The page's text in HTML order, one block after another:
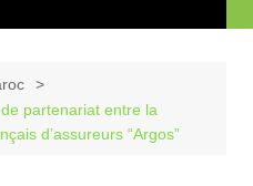
partenariat entre la
d’assureurs “Argos”